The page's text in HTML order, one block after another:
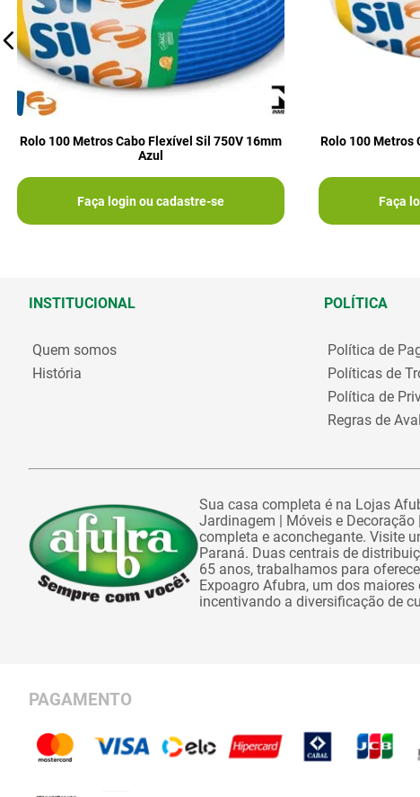
Rolo 100 Metros Cabo Flexível Sil 750V 16mm
Azul
Faça login ou cadastre-se
Rolo 100 Metros
Faça
INSTITUCIONAL
Quem somos
História
POLÍTICA
Política de
Políticas de
Política de
Regras de
Sua casa completa é na Lojas
Jardinagem | Móveis e
completa e aconchegante. Visite
Paraná. Duas centrais de
65 anos, trabalhamos para
Expoagro Afubra, um dos
incentivando a diversificação de
PAGAMENTO